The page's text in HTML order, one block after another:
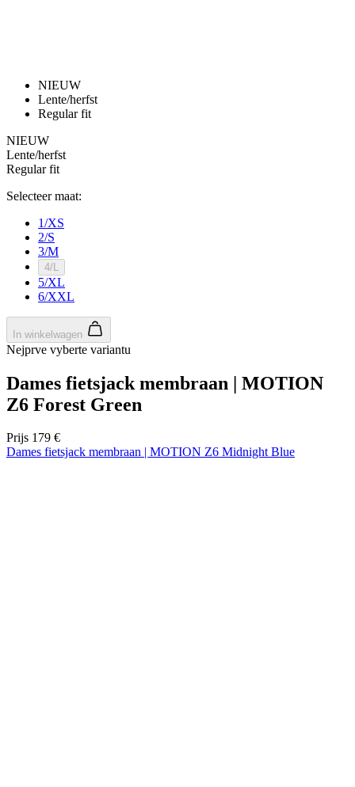
NIEUW
Lente/herfst
Regular fit
NIEUW
Lente/herfst
Regular fit
Selecteer maat:
1/XS
2/S
3/M
4/L
5/XL
6/XXL
In winkelwagen
Nejprve vyberte variantu
Dames fietsjack membraan | MOTION
Z6 Forest Green
Prijs 179 €
Dames fietsjack membraan | MOTION Z6 Midnight Blue